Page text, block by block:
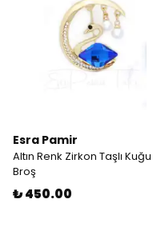
Esra Pamir
Altın Renk Zirkon Taşlı Kuğu
Broş
₺ 450.00